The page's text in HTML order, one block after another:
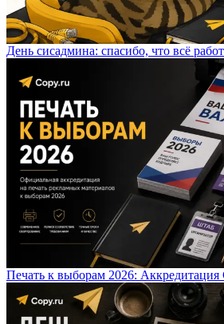
День сисадмина: спасибо, что всё
Печать к выборам 2026: Аккредитация